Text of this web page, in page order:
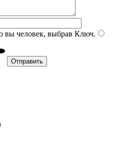
вы человек, выбрав Ключ.